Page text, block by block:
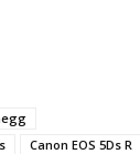
Canon EOS 5Ds R